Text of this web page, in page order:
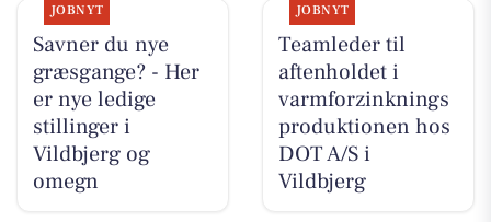
JOBNYT
Savner du nye
græsgange? - Her
er nye ledige
stillinger i
Vildbjerg og
omegn
JOBNYT
Teamleder til
aftenholdet i
varmforzinknings
produktionen hos
DOT A/S i
Vildbjerg